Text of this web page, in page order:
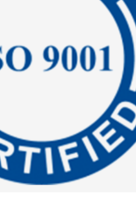
مساهمو سبأ للأدوية يوافقون على